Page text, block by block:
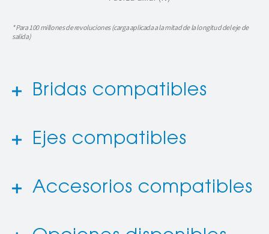
* Para 100 millones de revoluciones (carga aplicada a la mitad de la longitud del eje de
salida)
Bridas compatibles
Ejes compatibles
Accesorios compatibles